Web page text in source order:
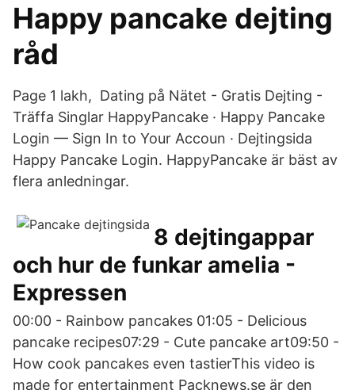
Happy pancake dejting
råd
Page 1 lakh, Dating på Nätet - Gratis Dejting -
Träffa Singlar HappyPancake · Happy Pancake
Login — Sign In to Your Accoun · Dejtingsida
Happy Pancake Login. HappyPancake är bäst av
flera anledningar.
8 dejtingappar
och hur de funkar amelia -
Expressen
00:00 - Rainbow pancakes 01:05 - Delicious
pancake recipes07:29 - Cute pancake art09:50 -
How cook pancakes even tastierThis video is
made for entertainment Packnews.se är den